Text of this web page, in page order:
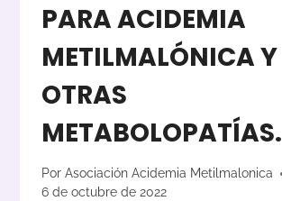
PARA ACIDEMIA
METILMALÓNICA Y
OTRAS
METABOLOPATÍAS.
Por Asociación Acidemia Metilmalonica
6 de octubre de 2022